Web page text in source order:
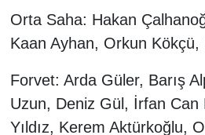
Orta Saha: Hakan
Kaan Ayhan, Orkun Kökçü,
Forvet: Arda Güler, Barış
Uzun, Deniz Gül, İrfan Can
Yıldız, Kerem Aktürkoğlu,